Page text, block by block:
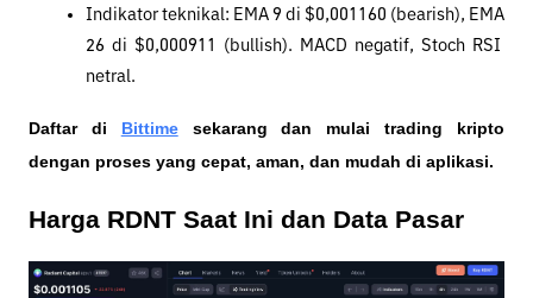
Indikator teknikal: EMA 9 di $0,001160 (bearish), EMA
26 di $0,000911 (bullish). MACD negatif, Stoch RSI
netral.
Daftar di Bittime sekarang dan mulai trading kripto
dengan proses yang cepat, aman, dan mudah di aplikasi.
Harga RDNT Saat Ini dan Data Pasar